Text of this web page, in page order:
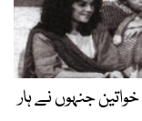
ثنا سے زیبو تک، پاکستانی ڈراموں کی وہ 6 خواتین جنہوں نے ہار